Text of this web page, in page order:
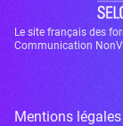
Le site français des
Communication
Mentions légales